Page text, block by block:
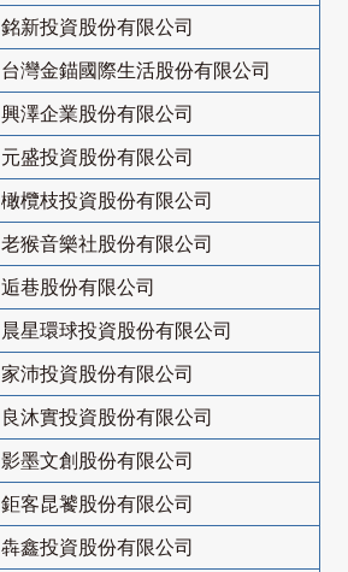
銘新投資股份有限公司
台灣金錨國際生活股份有限公司
興澤企業股份有限公司
元盛投資股份有限公司
橄欖枝投資股份有限公司
老猴音樂社股份有限公司
逅巷股份有限公司
晨星環球投資股份有限公司
家沛投資股份有限公司
良沐實投資股份有限公司
影墨文創股份有限公司
鉅客昆饕股份有限公司
犇鑫投資股份有限公司